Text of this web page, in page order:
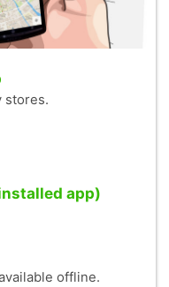
stores.
app)
offline.